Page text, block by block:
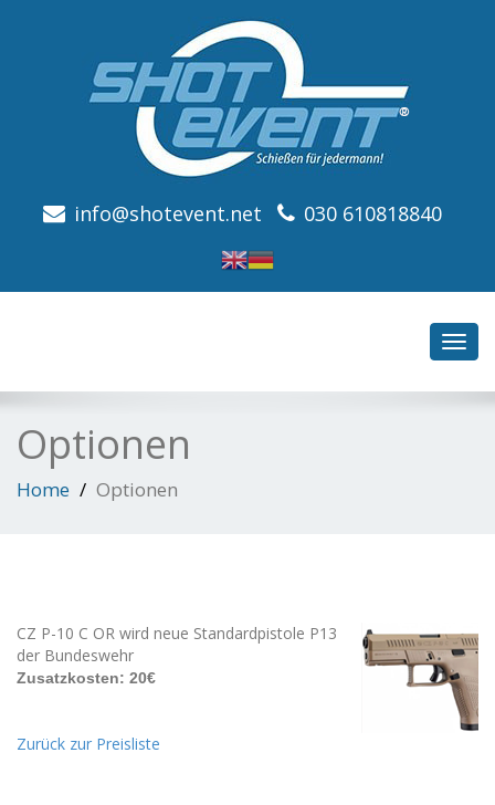
info@shotevent.net 030 610818840
Optionen
Home Optionen
CZ P-10 C OR wird neue Standardpistole P13
der Bundeswehr
Zusatzkosten: 20€
Zurück zur Preisliste